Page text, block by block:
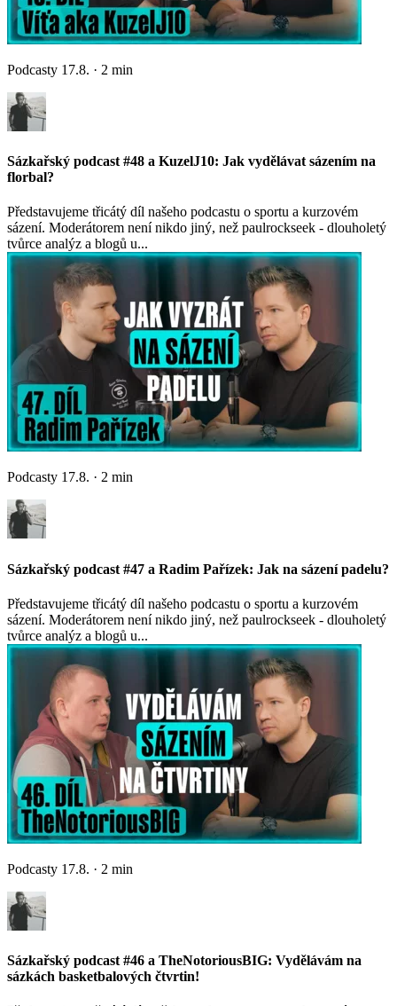
Podcasty 17.8. · 2 min
Sázkařský podcast #48 a KuzelJ10: Jak vydělávat sázením na
florbal?
Představujeme třicátý díl našeho podcastu o sportu a kurzovém
sázení. Moderátorem není nikdo jiný, než paulrockseek - dlouholetý
tvůrce analýz a blogů u...
Podcasty 17.8. · 2 min
Sázkařský podcast #47 a Radim Pařízek: Jak na sázení padelu?
Představujeme třicátý díl našeho podcastu o sportu a kurzovém
sázení. Moderátorem není nikdo jiný, než paulrockseek - dlouholetý
tvůrce analýz a blogů u...
Podcasty 17.8. · 2 min
Sázkařský podcast #46 a TheNotoriousBIG: Vydělávám na
sázkách basketbalových čtvrtin!